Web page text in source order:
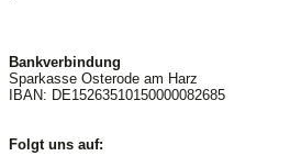
Bankverbindung
Sparkasse Osterode am Harz
IBAN: DE15263510150000082685
Folgt uns auf: